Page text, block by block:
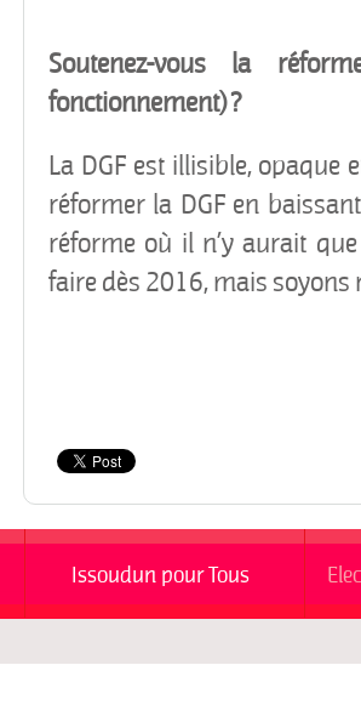
Soutenez-vous la
fonctionnement) ?
La DGF est illisible, opaque
réformer la DGF en
réforme où il n’y aurait
faire dès 2016, mais soyons
Issoudun pour Tous